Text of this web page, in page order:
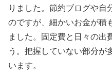
りました。節約ブログや自
のですが、細かいお金が積
ました。固定費と日々の出
う。把握していない部分が
います。